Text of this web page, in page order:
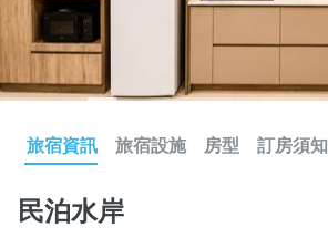
旅宿資訊 旅宿設施 房型 訂房須知
民泊水岸